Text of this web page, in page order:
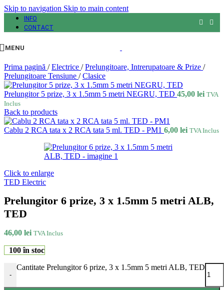
Skip to navigation Skip to main content
INFO
CONTACT
MENU
Prima pagină / Electrice / Prelungitoare, Intrerupatoare & Prize /
Prelungitoare Tensiune / Clasice
Prelungitor 5 prize, 3 x 1.5mm 5 metri NEGRU, TED 45,00 lei TVA
Inclus
Back to products
Cablu 2 RCA tata x 2 RCA tata 5 ml. TED - PM1 6,00 lei TVA Inclus
Click to enlarge
TED Electric
Prelungitor 6 prize, 3 x 1.5mm 5 metri ALB,
TED
46,00 lei TVA Inclus
100 în stoc
-
Cantitate Prelungitor 6 prize, 3 x 1.5mm 5 metri ALB, TED